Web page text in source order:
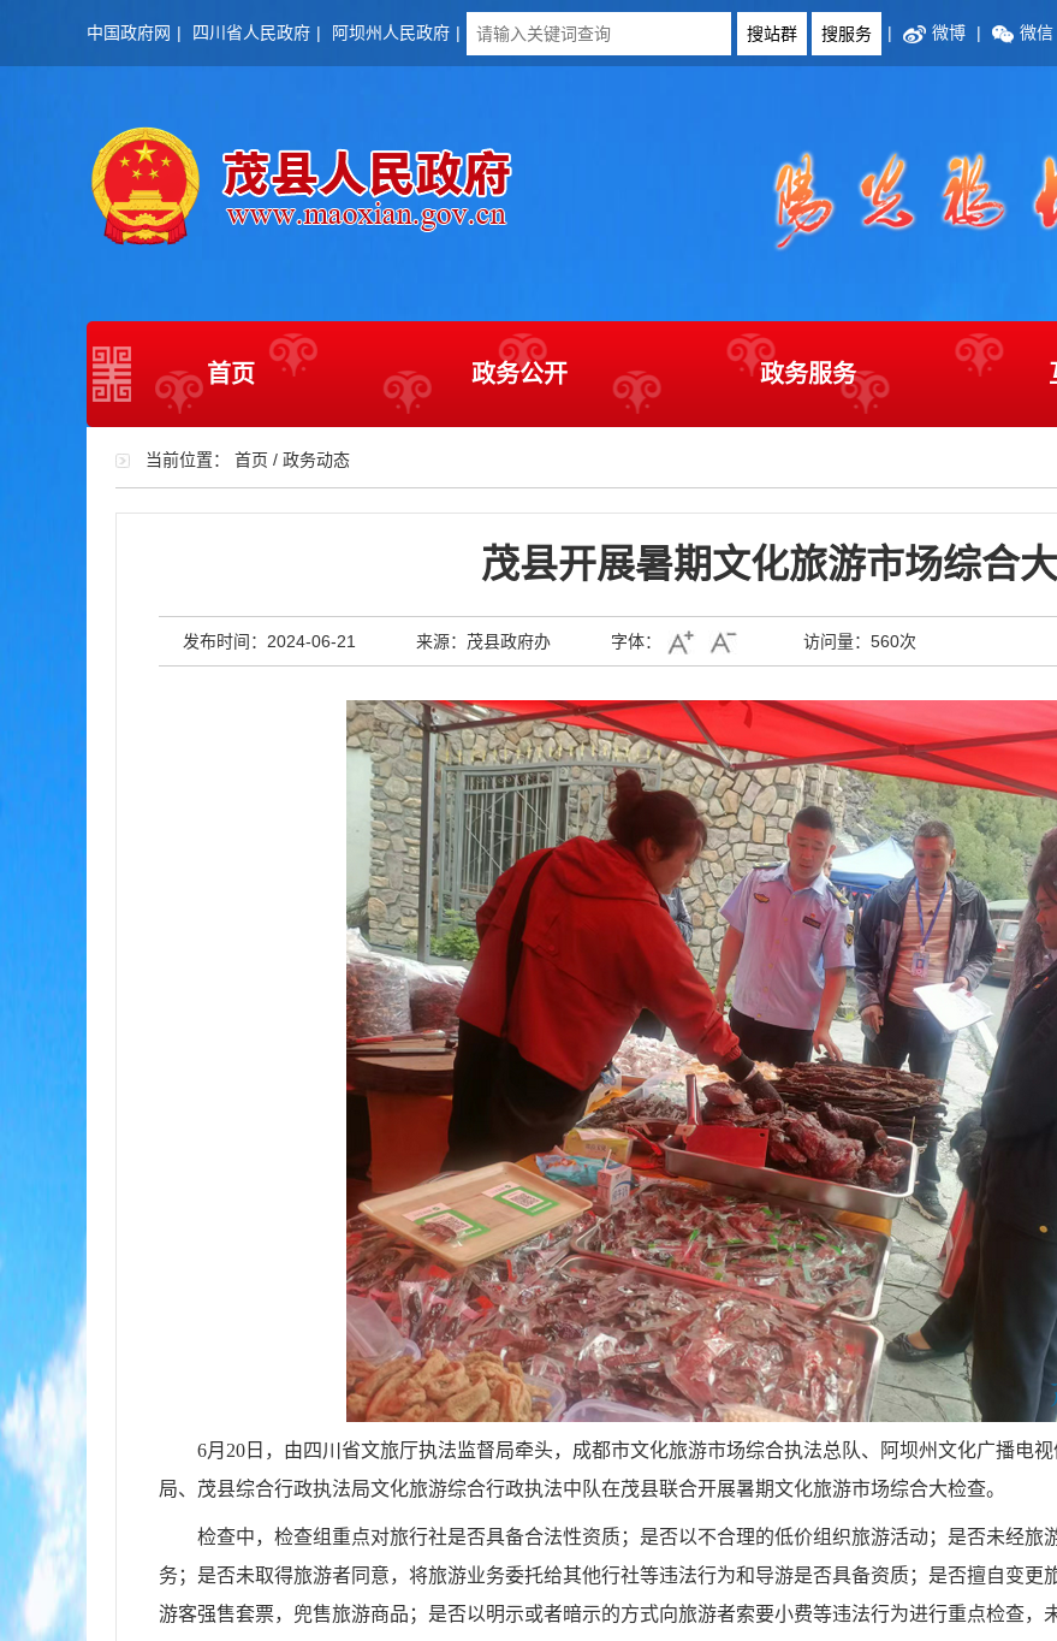
中国政府网 | 四川省人民政府 | 阿坝州人民政府 | | 微博 | 微信
首页 政务公开 政务服务
当前位置： 首页 / 政务动态
茂县开展暑期文化旅游市场综合
发布时间：2024-06-21 来源：茂县政府办 字体： 访问量： 560次
6月20日，由四川省文旅厅执法监督局牵头， 成都市文化旅游市场综合执法总队、阿坝州文化广播电
局、 茂县综合行政执法局文化旅游综合行政执法中队在茂县联合开展暑期文化旅游市场综合大检查。
检查中， 检查组 重点对旅行社是否具备合法性资质； 是否以不合理的低价组织旅游活动；是否未经旅
务；是否未取得旅游者同意，将旅游业务委托给其他行社等违法行为和导游是否具备资质；是否擅自变更
游客强售套票，兜售旅游商品；是否以明示或者暗示的方式向旅游者索要小费等违法行为进行重点检查，